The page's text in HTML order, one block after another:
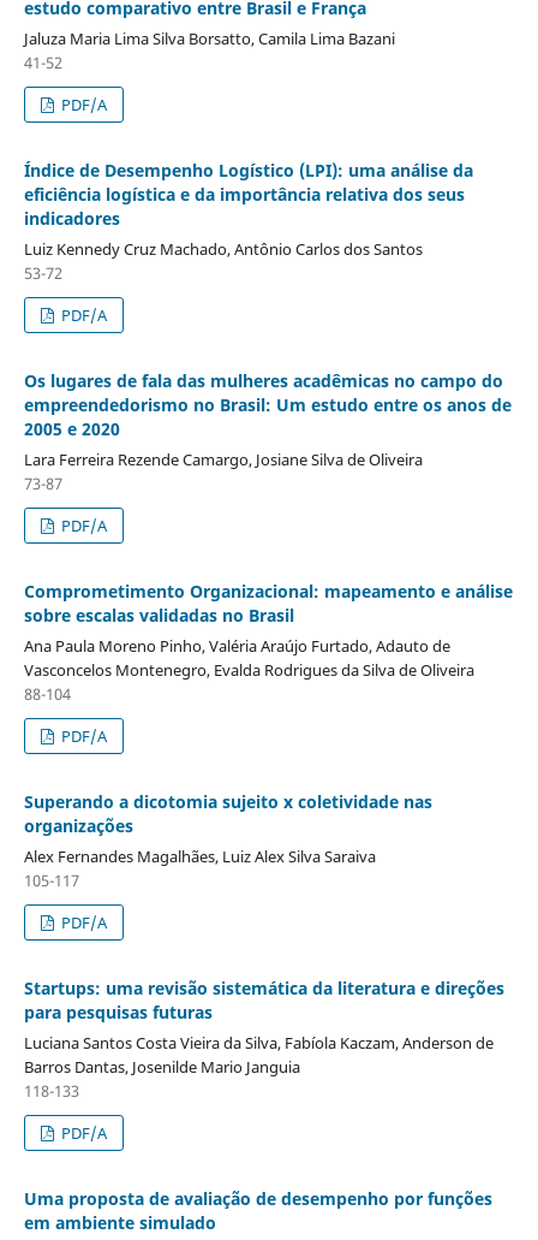
estudo comparativo entre Brasil e França
Jaluza Maria Lima Silva Borsatto, Camila Lima Bazani
41-52
PDF/A
Índice de Desempenho Logístico (LPI): uma análise da
eficiência logística e da importância relativa dos seus
indicadores
Luiz Kennedy Cruz Machado, Antônio Carlos dos Santos
53-72
PDF/A
Os lugares de fala das mulheres acadêmicas no campo do
empreendedorismo no Brasil: Um estudo entre os anos de
2005 e 2020
Lara Ferreira Rezende Camargo, Josiane Silva de Oliveira
73-87
PDF/A
Comprometimento Organizacional: mapeamento e análise
sobre escalas validadas no Brasil
Ana Paula Moreno Pinho, Valéria Araújo Furtado, Adauto de
Vasconcelos Montenegro, Evalda Rodrigues da Silva de Oliveira
88-104
PDF/A
Superando a dicotomia sujeito x coletividade nas
organizações
Alex Fernandes Magalhães, Luiz Alex Silva Saraiva
105-117
PDF/A
Startups: uma revisão sistemática da literatura e direções
para pesquisas futuras
Luciana Santos Costa Vieira da Silva, Fabíola Kaczam, Anderson de
Barros Dantas, Josenilde Mario Janguia
118-133
PDF/A
Uma proposta de avaliação de desempenho por funções
em ambiente simulado